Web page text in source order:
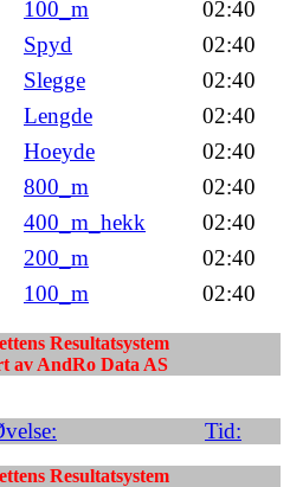
100_m
02:40
Spyd
02:40
Slegge
02:40
Lengde
02:40
Hoeyde
02:40
800_m
02:40
400_m_hekk
02:40
200_m
02:40
100_m 02:40
Resultatsystem
av AndRo Data AS
Tid:
Resultatsystem